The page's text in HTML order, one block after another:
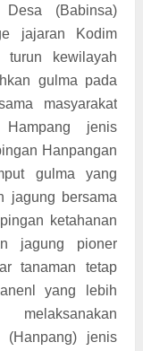
(Babinsa)
jajaran Kodim
turun kewilayah
gulma pada
masyarakat
jenis
Hanpangan
gulma yang
jagung bersama
ketahanan
jagung pioner
tanaman tetap
yang lebih
(Hanpang) jenis